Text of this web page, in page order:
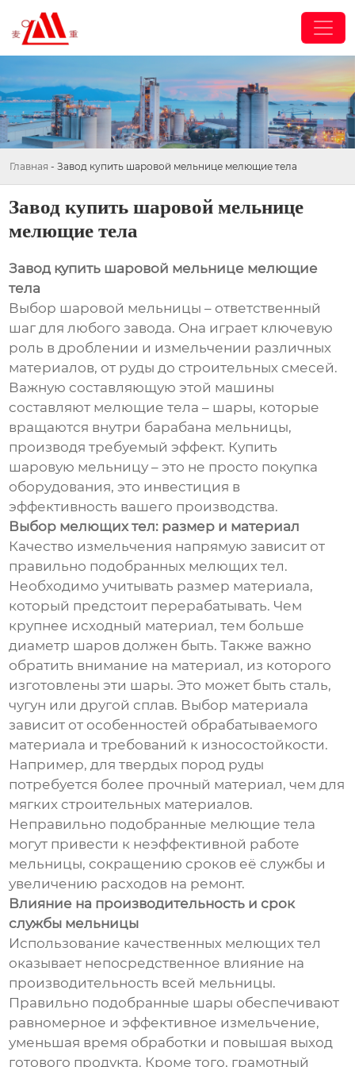
Главная - Завод купить шаровой мельнице мелющие тела
Завод купить шаровой мельнице
мелющие тела
Завод купить шаровой мельнице мелющие
тела
Выбор шаровой мельницы – ответственный
шаг для любого завода. Она играет ключевую
роль в дроблении и измельчении различных
материалов, от руды до строительных смесей.
Важную составляющую этой машины
составляют мелющие тела – шары, которые
вращаются внутри барабана мельницы,
производя требуемый эффект. Купить
шаровую мельницу – это не просто покупка
оборудования, это инвестиция в
эффективность вашего производства.
Выбор мелющих тел: размер и материал
Качество измельчения напрямую зависит от
правильно подобранных мелющих тел.
Необходимо учитывать размер материала,
который предстоит перерабатывать. Чем
крупнее исходный материал, тем больше
диаметр шаров должен быть. Также важно
обратить внимание на материал, из которого
изготовлены эти шары. Это может быть сталь,
чугун или другой сплав. Выбор материала
зависит от особенностей обрабатываемого
материала и требований к износостойкости.
Например, для твердых пород руды
потребуется более прочный материал, чем для
мягких строительных материалов.
Неправильно подобранные мелющие тела
могут привести к неэффективной работе
мельницы, сокращению сроков её службы и
увеличению расходов на ремонт.
Влияние на производительность и срок
службы мельницы
Использование качественных мелющих тел
оказывает непосредственное влияние на
производительность всей мельницы.
Правильно подобранные шары обеспечивают
равномерное и эффективное измельчение,
уменьшая время обработки и повышая выход
готового продукта. Кроме того, грамотный